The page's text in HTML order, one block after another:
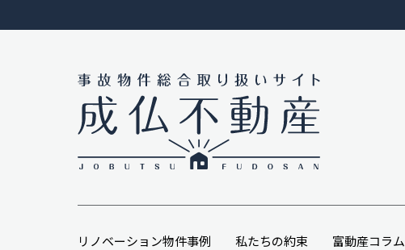
リノベーション物件事例 私たちの約束 富動産コラム